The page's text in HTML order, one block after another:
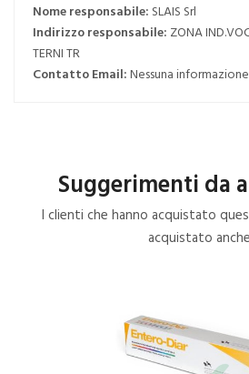
Nome responsabile: SLAIS Srl
Indirizzo responsabile: ZONA
TERNI TR
Contatto Email:Nessuna informazione
Suggerimenti da
I clienti che hanno acquistato
acquistato